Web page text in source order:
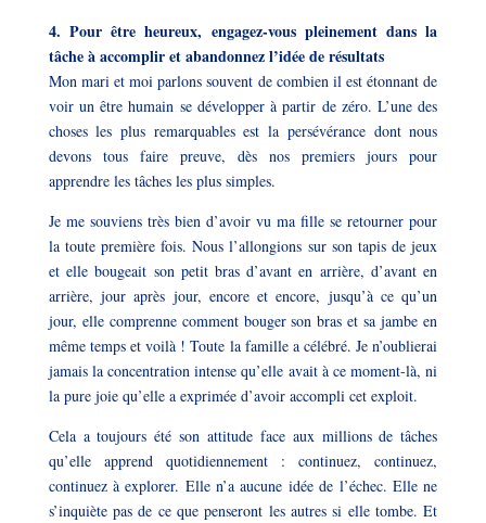
4. Pour être heureux, engagez-vous pleinement dans la
tâche à accomplir et abandonnez l’idée de résultats
Mon mariet moi parlons souvent de combien il est étonnant de
voir un être humain se développer à partir de zéro. L’une des
choses les plus remarquables est la persévérance dont nous
devons tous faire preuve, dès nos premiers jours pour
apprendre les tâches les plus simples.
Je me souviens très bien d’avoir vu ma fille se retourner pour
la toute première fois. Nous l’allongions sur son tapis de jeux
et elle bougeait son petit bras d’avant en arrière, d’avant en
arrière, jour après jour, encore et encore, jusqu’à ce qu’un
jour, elle comprenne comment bouger son bras et sa jambe en
même temps et voilà ! Toute la famille a célébré. Je n’oublierai
jamais la concentration intense qu’elle avait à ce moment-là, ni
la pure joie qu’elle a exprimée d’avoir accompli cet exploit.
Cela a toujours été son attitude face aux millions de tâches
qu’elle apprend quotidiennement : continuez, continuez,
continuez à explorer. Elle n’a aucune idée de l’échec. Elle ne
s’inquiète pas de ce que penseront les autres si elle tombe. Et